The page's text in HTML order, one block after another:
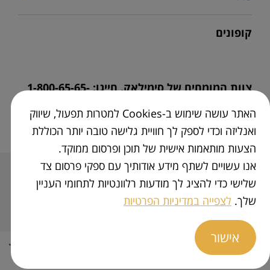
הריון ולידה- כלים ומחשבונים
סימילאק למהדרין בד"ץ
סימילאק AR
מפת האתר
נגישות
פדיאשור ישראל
Abbott Nutrition
קופונים
צוות המומחים של סימילאק. חייגו: 1-800-65-65-
לתשומת לב,חלב אם הוא המזון הטוב ביותר לתינוק
‏כל הזכויות שמורות ל @Abbott medical laboratories ltd 2022 | *מכיל
רכיבי HMO - סיבים פרהביוטיים שאינם מופקים מחלב אם
האתר עושה שימוש ב-Cookies למטרות תפעול, שיווק
ואנליזה וכדי לספק לך חוויית גלישה טובה יותר הכוללת
הצעות מותאמות אישית של תוכן ופרסום ממוקד.
אנו עשויים לשתף מידע אודותיך עם ספקי פרסום צד
שלישי כדי להציג לך מודעות רלוונטיות לתחומי העניין
שלך. לצפייה במדיניות הפרטיות
אישור